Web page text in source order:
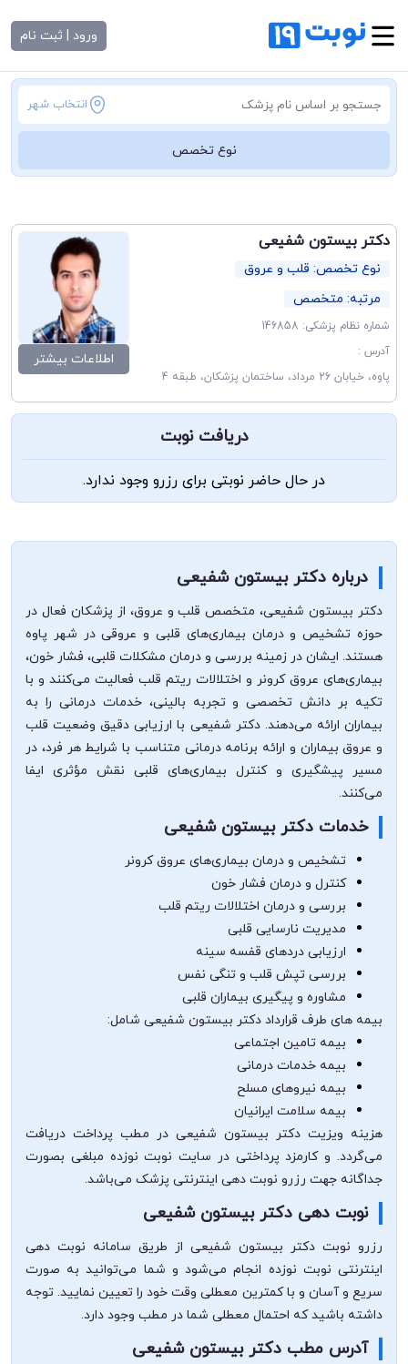
ورود | ثبت نام
انتخاب شهر
نوع تخصص
دکتر بیستون شفیعی
نوع تخصص: قلب و عروق
مرتبه: متخصص
شماره نظام پزشکی: 146858
آدرس :
پاوه، خیابان 26 مرداد، ساختمان پزشکان، طبقه 4
اطلاعات بیشتر
دریافت نوبت
در حال حاضر نوبتی برای رزرو وجود ندارد.
درباره دکتر بیستون شفیعی
دکتر بیستون شفیعی، متخصص قلب و عروق، از پزشکان فعال در
حوزه تشخیص و درمان بیماری‌های قلبی و عروقی در شهر پاوه
هستند. ایشان در زمینه بررسی و درمان مشکلات قلبی، فشار خون،
بیماری‌های عروق کرونر و اختلالات ریتم قلب فعالیت می‌کنند و با
تکیه بر دانش تخصصی و تجربه بالینی، خدمات درمانی را به
بیماران ارائه می‌دهند. دکتر شفیعی با ارزیابی دقیق وضعیت قلب
و عروق بیماران و ارائه برنامه درمانی متناسب با شرایط هر فرد، در
مسیر پیشگیری و کنترل بیماری‌های قلبی نقش مؤثری ایفا
می‌کنند.
خدمات دکتر بیستون شفیعی
تشخیص و درمان بیماری‌های عروق کرونر
کنترل و درمان فشار خون
بررسی و درمان اختلالات ریتم قلب
مدیریت نارسایی قلبی
ارزیابی دردهای قفسه سینه
بررسی تپش قلب و تنگی نفس
مشاوره و پیگیری بیماران قلبی
بیمه های طرف قرارداد دکتر بیستون شفیعی شامل:
بیمه تامین اجتماعی
بیمه خدمات درمانی
بیمه نیروهای مسلح
بیمه سلامت ایرانیان
هزینه ویزیت دکتر بیستون شفیعی در مطب پرداخت دریافت
می‌گردد. و کارمزد پرداختی در سایت نوبت نوزده مبلغی بصورت
جداگانه جهت رزرو نوبت دهی اینترنتی پزشک می‌باشد.
نوبت دهی دکتر بیستون شفیعی
رزرو نوبت دکتر بیستون شفیعی از طریق سامانه نوبت دهی
اینترنتی نوبت نوزده انجام می‌شود و شما می‌توانید به صورت
سریع و آسان و با کمترین معطلی وقت خود را تعیین نمایید. توجه
داشته باشید که احتمال معطلی شما در مطب وجود دارد.
آدرس مطب دکتر بیستون شفیعی